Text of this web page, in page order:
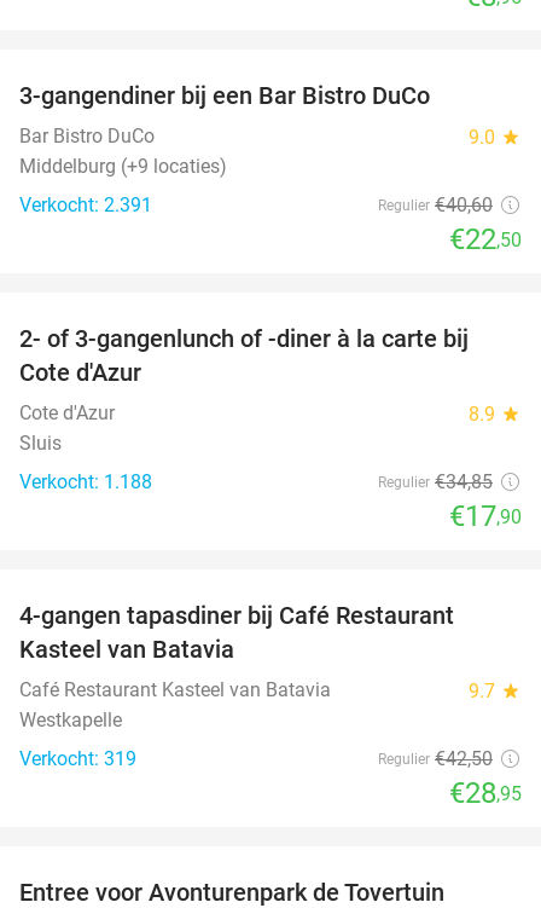
3-gangendiner bij een Bar Bistro DuCo
Bar Bistro DuCo 9.0 star
Middelburg (+9 locaties)
Verkocht: 2.391
Regulier €40,60
€22,50
49%
2- of 3-gangenlunch of -diner à la carte bij
Cote d'Azur
Cote d'Azur 8.9 star
Sluis
Verkocht: 1.188
Regulier €34,85
€17,90
4-gangen tapasdiner bij Café Restaurant
Kasteel van Batavia
Café Restaurant Kasteel van Batavia 9.7 star
Westkapelle
Verkocht: 319
Regulier €42,50
€28,95
Entree voor Avonturenpark de Tovertuin